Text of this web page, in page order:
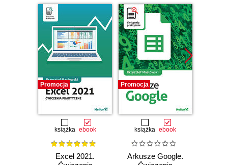
Promocja
książka ebook
Excel 2021.
Promocja
książka ebook
Arkusze Google.